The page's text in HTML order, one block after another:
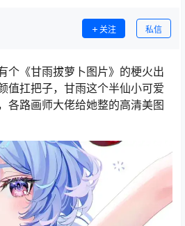
关注 私信
个《甘雨拔萝卜图片》的梗火出
值扛把子，甘雨这个半仙小可爱
各路画师大佬给她整的高清美图